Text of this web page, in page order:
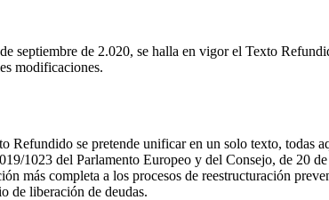
septiembre de 2.020, se halla en vigor el Texto
modificaciones.
Refundido se pretende unificar en un solo texto, todas
1023 del Parlamento Europeo y del Consejo, de 20
más completa a los procesos de reestructuración
de liberación de deudas.